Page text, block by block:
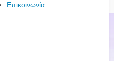
Επικοινωνία